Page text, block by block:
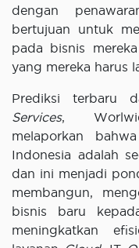
dengan
bertujuan untuk
pada bisnis
yang mereka harus
Prediksi terbaru
Services,
melaporkan
Indonesia adalah
dan ini menjadi
membangun,
bisnis baru
meningkatkan